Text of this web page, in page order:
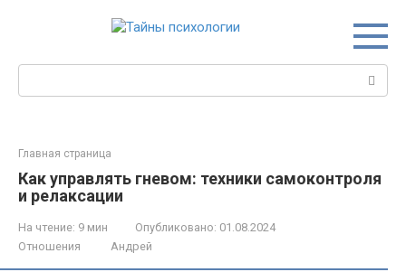
Главная страница
Как управлять гневом: техники самоконтроля
и релаксации
На чтение: 9 мин Опубликовано: 01.08.2024
Отношения
Андрей